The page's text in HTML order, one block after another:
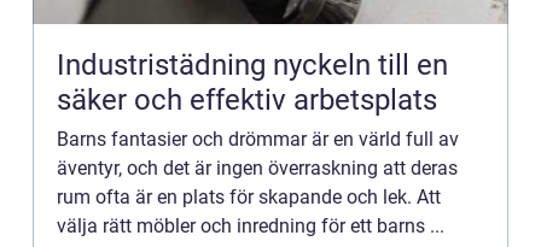
Industristädning nyckeln till en
säker och effektiv arbetsplats
Barns fantasier och drömmar är en värld full av
äventyr, och det är ingen överraskning att deras
rum ofta är en plats för skapande och lek. Att
välja rätt möbler och inredning för ett barns ...